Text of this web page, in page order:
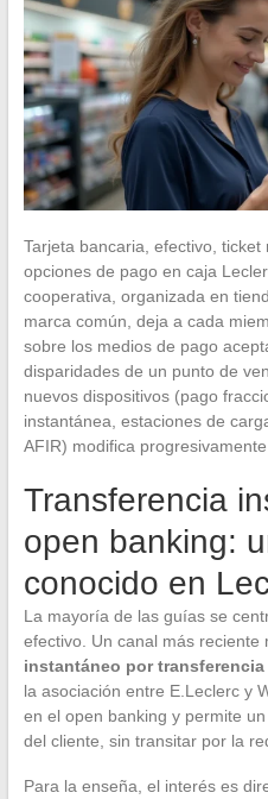
Tarjeta bancaria, efectivo,
opciones de pago en caja
cooperativa, organizada en
marca común, deja a cada
sobre los medios de pago
disparidades de un punto de
nuevos dispositivos (pago
instantánea, estaciones de
AFIR) modifica
Transferencia
open banking:
conocido en
La mayoría de las guías se
efectivo. Un canal más reciente
instantáneo por transferencia
la asociación entre E.Leclerc y
en el open banking y permite
del cliente, sin transitar por la
Para la enseña, el interés es